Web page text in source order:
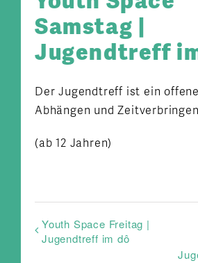
Samstag |
Jugendtreff
Der Jugendtreff ist ein
Abhängen und
(ab 12 Jahren)
Youth Space Freitag |
Jugendtreff im dô